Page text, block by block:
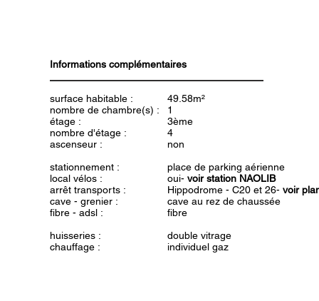
Informations complémentaires
surface habitable :
nombre de chambre(s) :
étage :
nombre d'étage :
ascenseur :
stationnement :
local vélos :
arrêt transports :
cave - grenier :
fibre - adsl :
huisseries :
chauffage :
49.58m²
1
3ème
4
non
place de parking aérienne
oui- voir station NAOLIB
Hippodrome - C20 et 26- voir
cave au rez de chaussée
fibre
double vitrage
individuel gaz